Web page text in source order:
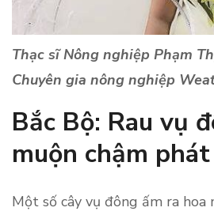
Thạc sĩ Nông nghiệp Phạm
Chuyên gia nông nghiệp
Bắc Bộ: Rau vụ
muộn chậm
Một số cây vụ đông ấm ra hoa